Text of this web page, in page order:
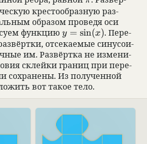
кре­сто­об­раз­ную раз­
обра­зом про­ведя оси
функцию y = \sin (x)
y = sin(x). Пере­
отсе­ка­емые сину­со­и­
им. Раз­вёртка не изме­ни­
склейки гра­ниц при пере­
сохра­нены. Из полу­чен­ной
вот такое тело.